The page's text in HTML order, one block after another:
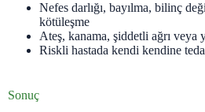
Nefes darlığı, bayılma, bilinç
kötüleşme
Ateş, kanama, şiddetli ağrı veya
Riskli hastada kendi kendine
Sonuç